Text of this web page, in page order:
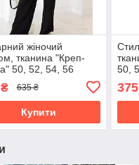
жіночий
тканина "Креп-
50, 52, 54, 56
635 ₴
Купити
50,
375